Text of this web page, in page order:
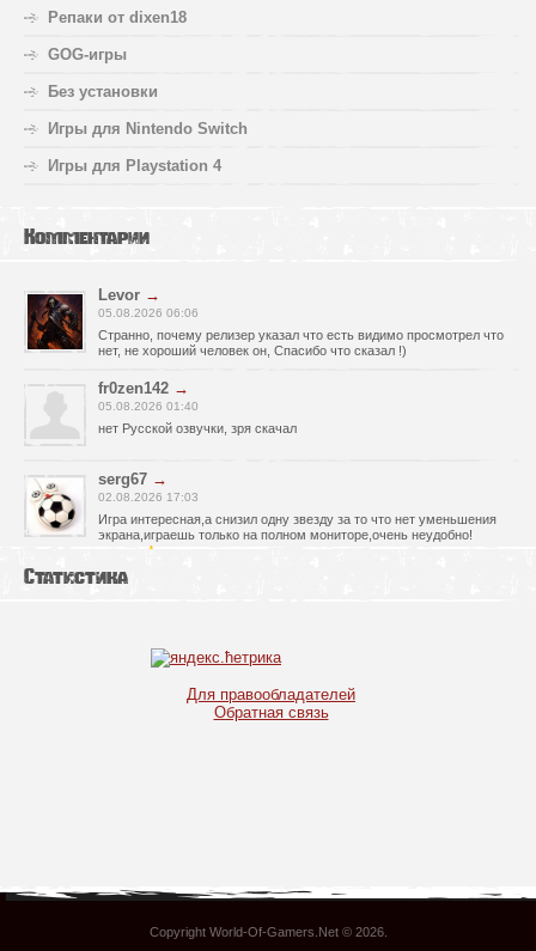
Репаки от dixen18
GOG-игры
Без установки
Игры для Nintendo Switch
Игры для Playstation 4
Комментарии
Levor →
05.08.2026 06:06
Странно, почему релизер указал что есть видимо просмотрел что
нет, не хороший человек он, Спасибо что сказал !)
fr0zen142 →
05.08.2026 01:40
нет Русской озвучки, зря скачал
serg67 →
02.08.2026 17:03
Игра интересная,а снизил одну звезду за то что нет уменьшения
экрана,играешь только на полном мониторе,очень неудобно!
испробовал?
30.07.2026 00:43
21.07.2026 16:32
Статистика
Для правообладателей
Обратная связь
Copyright World-Of-Gamers.Net © 2026.